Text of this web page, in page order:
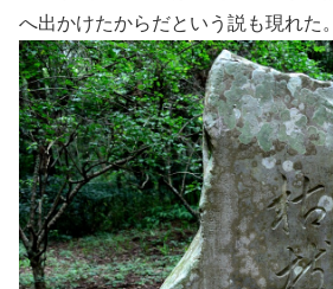
へ出かけたからだという説も現れた。